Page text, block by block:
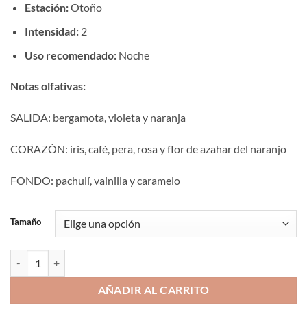
Estación:Otoño
Intensidad:2
Uso recomendado:Noche
Notas olfativas:
SALIDA: bergamota, violeta y naranja
CORAZÓN: iris, café, pera, rosa y flor de azahar del naranjo
FONDO: pachulí, vainilla y caramelo
Tamaño
AÑADIR AL CARRITO